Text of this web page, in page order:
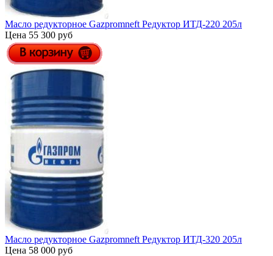
Масло редукторное Gazpromneft Редуктор ИТД-220 205л
Цена 55 300 руб
Масло редукторное Gazpromneft Редуктор ИТД-320 205л
Цена 58 000 руб